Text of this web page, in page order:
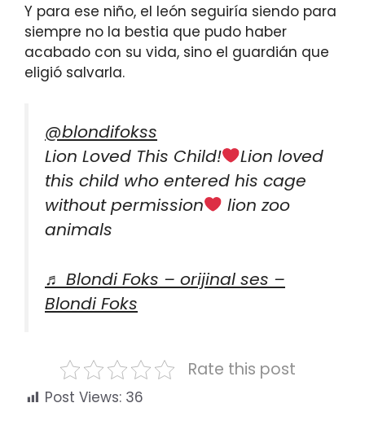
Y para ese niño, el león seguiría siendo para
siempre no la bestia que pudo haber
acabado con su vida, sino el guardián que
eligió salvarla.
@blondifokss
Lion Loved This Child!
Lion loved
this child who entered his cage
without permission
lion zoo
animals
♬ Blondi Foks – orijinal ses –
Blondi Foks
Rate this post
Post Views: 36